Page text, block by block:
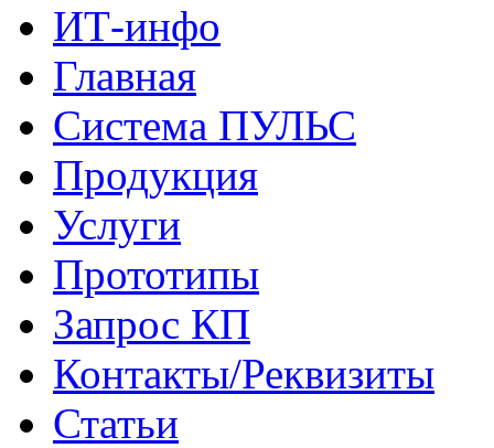
ИТ-инфо
Главная
Система ПУЛЬС
Продукция
Услуги
Прототипы
Запрос КП
Контакты/Реквизиты
Статьи